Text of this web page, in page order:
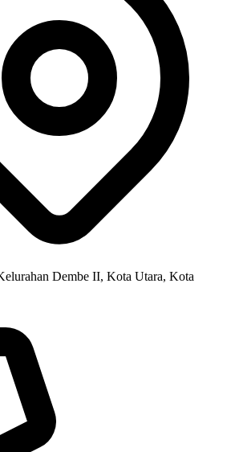
Dembe II, Kota Utara, Kota